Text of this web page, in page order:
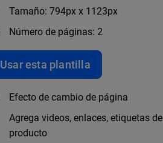
Tamaño: 794px x 1123px
Número de páginas: 2
Usar esta plantilla
Efecto de cambio de página
Agrega videos, enlaces, etiquetas de
producto